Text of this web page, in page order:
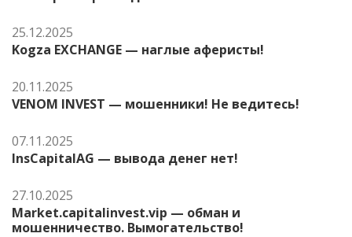
25.12.2025
Kogza EXCHANGE — наглые аферисты!
20.11.2025
VENOM INVEST — мошенники! Не ведитесь!
07.11.2025
InsCapitalAG — вывода денег нет!
27.10.2025
Market.capitalinvest.vip — обман и
мошенничество. Вымогательство!